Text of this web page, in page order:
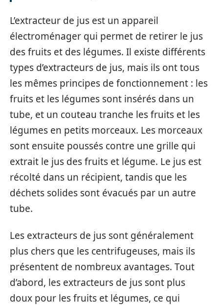
L’extracteur de jus est un appareil
électroménager qui permet de retirer le jus
des fruits et des légumes. Il existe différents
types d’extracteurs de jus, mais ils ont tous
les mêmes principes de fonctionnement : les
fruits et les légumes sont insérés dans un
tube, et un couteau tranche les fruits et les
légumes en petits morceaux. Les morceaux
sont ensuite poussés contre une grille qui
extrait le jus des fruits et légume. Le jus est
récolté dans un récipient, tandis que les
déchets solides sont évacués par un autre
tube.
Les extracteurs de jus sont généralement
plus chers que les centrifugeuses, mais ils
présentent de nombreux avantages. Tout
d’abord, les extracteurs de jus sont plus
doux pour les fruits et légumes, ce qui